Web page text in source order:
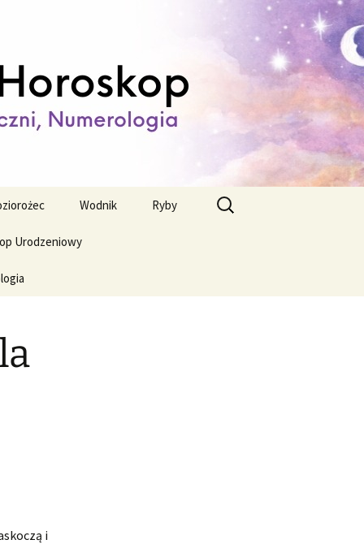
Wodnik Ryby
Urodzeniowy
Szukaj:
i